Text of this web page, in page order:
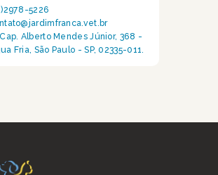
5226
Cap. Alberto Mendes Júnior, 368 -
Fria, São Paulo - SP, 02335-011.